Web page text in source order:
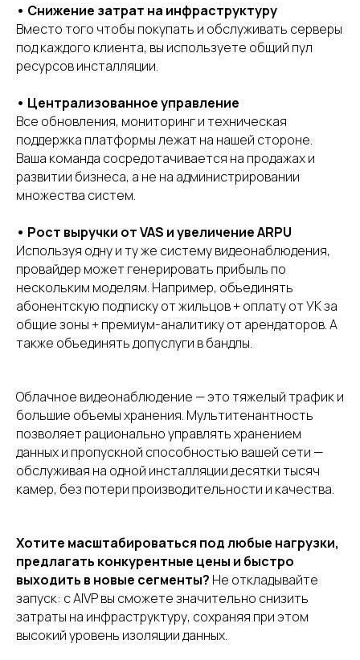
• Снижение затрат на инфраструктуру
Вместо того чтобы покупать и обслуживать серверы
под каждого клиента, вы используете общий пул
ресурсов инсталляции.
• Централизованное управление
Все обновления, мониторинг и техническая
поддержка платформы лежат на нашей стороне.
Ваша команда сосредотачивается на продажах и
развитии бизнеса, а не на администрировании
множества систем.
• Рост выручки от VAS и увеличение ARPU
Используя одну и ту же систему видеонаблюдения,
провайдер может генерировать прибыль по
нескольким моделям. Например, объединять
абонентскую подписку от жильцов + оплату от УК за
общие зоны + премиум-аналитику от арендаторов. А
также объединять допуслуги в бандлы.
Облачное видеонаблюдение — это тяжелый трафик и
большие объемы хранения. Мультитенантность
позволяет рационально управлять хранением
данных и пропускной способностью вашей сети —
обслуживая на одной инсталляции десятки тысяч
камер, без потери производительности и качества.
Хотите масштабироваться под любые нагрузки,
предлагать конкурентные цены и быстро
выходить в новые сегменты? Не откладывайте
запуск: с AIVP вы сможете значительно снизить
затраты на инфраструктуру, сохраняя при этом
высокий уровень изоляции данных.